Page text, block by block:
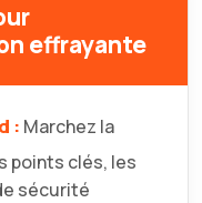
effrayante
: Marchez la
points clés, les
sécurité